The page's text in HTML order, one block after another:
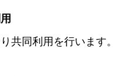
共同利用を行います。